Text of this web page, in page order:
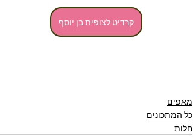
קרדיט לצופית בן יוסף
מאפים
כל המתכונים
חלות